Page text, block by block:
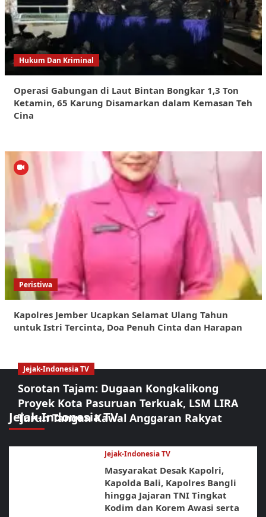
Hukum Dan Kriminal
Operasi Gabungan di Laut Bintan Bongkar 1,3 Ton
Ketamin, 65 Karung Disamarkan dalam Kemasan Teh
Cina
Peristiwa
Kapolres Jember Ucapkan Selamat Ulang Tahun
untuk Istri Tercinta, Doa Penuh Cinta dan Harapan
Jejak-Indonesia TV
Jejak-Indonesia TV
Sorotan Tajam: Dugaan Kongkalikong
Proyek Kota Pasuruan Terkuak, LSM LIRA
Turun Tangan Kawal Anggaran Rakyat
Jejak-Indonesia TV
Masyarakat Desak Kapolri,
Kapolda Bali, Kapolres Bangli
hingga Jajaran TNI Tingkat
Kodim dan Korem Awasi serta